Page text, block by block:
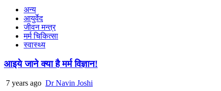
अन्य
आयुर्वेद
जीवन मन्त्र
मर्म चिकित्सा
स्वास्थ्य
आइये जाने क्या है मर्म विज्ञान!
7 years ago Dr Navin Joshi